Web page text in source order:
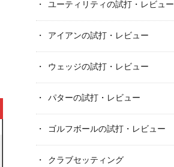
ユーティリティの試打・レビュー
アイアンの試打・レビュー
ウェッジの試打・レビュー
パターの試打・レビュー
ゴルフボールの試打・レビュー
クラブセッティング